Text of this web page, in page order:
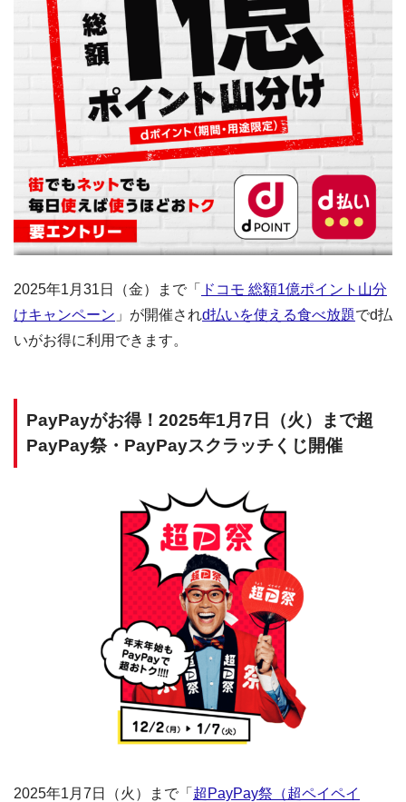
2025年1月31日（金）まで「
ドコモ 総額1億ポイント山分
けキャンペーン 」が開催されd払いを使える食べ放題でd払
いがお得に利用できます。
PayPayがお得！2025年1月7日（火）まで超
PayPay祭・PayPayスクラッチくじ開催
2025年1月7日（火）まで「 超PayPay祭（超ペイペイ